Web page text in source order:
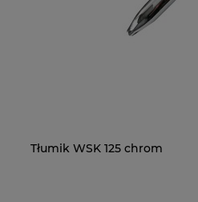
Tłumik WSK 125 chrom